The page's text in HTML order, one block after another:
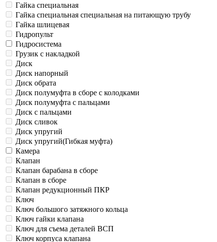
Гайка специальная
Гайка специальная специальная на питающую трубу
Гайка шлицевая
Гидропульт
Гидросистема
Грузик с накладкой
Диск
Диск напорный
Диск обрата
Диск полумуфта в сборе с колодками
Диск полумуфта с пальцами
Диск с пальцами
Диск сливок
Диск упругий
Диск упругий(Гибкая муфта)
Камера
Клапан
Клапан барабана в сборе
Клапан в сборе
Клапан редукционный ПКР
Ключ
Ключ большого затяжного кольца
Ключ гайки клапана
Ключ для съема деталей ВСП
Ключ корпуса клапана